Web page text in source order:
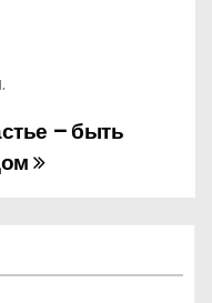
– быть